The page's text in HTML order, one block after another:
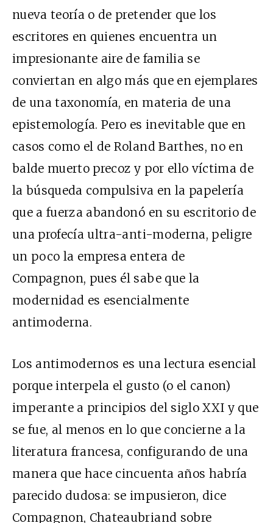
nueva teoría o de pretender que los
escritores en quienes encuentra un
impresionante aire de familia se
conviertan en algo más que en ejemplares
de una taxonomía, en materia de una
epistemología. Pero es inevitable que en
casos como el de Roland Barthes, no en
balde muerto precoz y por ello víctima de
la búsqueda compulsiva en la papelería
que a fuerza abandonó en su escritorio de
una profecía ultra-anti-moderna, peligre
un poco la empresa entera de
Compagnon, pues él sabe que la
modernidad es esencialmente
antimoderna.
Los antimodernos es una lectura esencial
porque interpela el gusto (o el canon)
imperante a principios del siglo XXI y que
se fue, al menos en lo que concierne a la
literatura francesa, configurando de una
manera que hace cincuenta años habría
parecido dudosa: se impusieron, dice
Compagnon, Chateaubriand sobre